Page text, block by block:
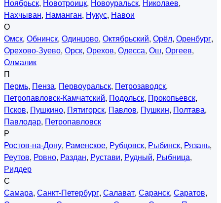
Ноябрьск, Новотроицк, Новоуральск, Николаев,
Нахчыван, Наманган, Нукус, Навои
О
Омск, Обнинск, Одинцово, Октябрьский, Орёл, Оренбург,
Орехово-Зуево, Орск, Орехов, Одесса, Ош, Оргеев,
Олмалик
П
Пермь, Пенза, Первоуральск, Петрозаводск,
Петропавловск-Камчатский, Подольск, Прокопьевск,
Псков, Пушкино, Пятигорск, Павлов, Пушкин, Полтава,
Павлодар, Петропавловск
Р
Ростов-на-Дону, Раменское, Рубцовск, Рыбинск, Рязань,
Реутов, Ровно, Раздан, Рустави, Рудный, Рыбница,
Риддер
С
Самара, Санкт-Петербург, Салават, Саранск, Саратов,